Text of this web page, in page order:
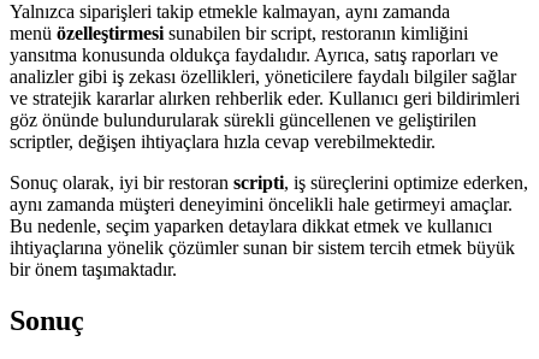
Yalnızca siparişleri takip etmekle kalmayan, aynı zamanda
menü özelleştirmesi sunabilen bir script, restoranın kimliğini
yansıtma konusunda oldukça faydalıdır. Ayrıca, satış raporları ve
analizler gibi iş zekası özellikleri, yöneticilere faydalı bilgiler sağlar
ve stratejik kararlar alırken rehberlik eder. Kullanıcı geri bildirimleri
göz önünde bulundurularak sürekli güncellenen ve geliştirilen
scriptler, değişen ihtiyaçlara hızla cevap verebilmektedir.
Sonuç olarak, iyi bir restoran scripti, iş süreçlerini optimize ederken,
aynı zamanda müşteri deneyimini öncelikli hale getirmeyi amaçlar.
Bu nedenle, seçim yaparken detaylara dikkat etmek ve kullanıcı
ihtiyaçlarına yönelik çözümler sunan bir sistem tercih etmek büyük
bir önem taşımaktadır.
Sonuç